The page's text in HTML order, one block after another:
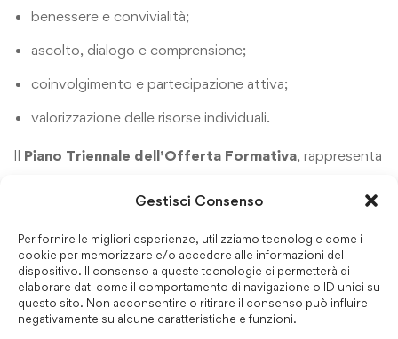
Gestisci Consenso
Per fornire le migliori esperienze, utilizziamo tecnologie come i
cookie per memorizzare e/o accedere alle informazioni del
dispositivo. Il consenso a queste tecnologie ci permetterà di
elaborare dati come il comportamento di navigazione o ID unici su
questo sito. Non acconsentire o ritirare il consenso può influire
negativamente su alcune caratteristiche e funzioni.
benessere e convivialità;
ascolto, dialogo e comprensione;
coinvolgimento e partecipazione attiva;
valorizzazione delle risorse individuali.
Il Piano Triennale dell’Offerta Formativa, rappresenta
. Il Piano ha valenza triennale perché, a
partire dalla descrizione dell’identità venutasi a
consolidare, individua, attraverso attente procedure
valutative, la parte programmatica, gli obiettivi di
miglioramento, definiti dalle Linee guida approvate dal
Consiglio d’Istituto. In questo modo il Piano dell’Offerta